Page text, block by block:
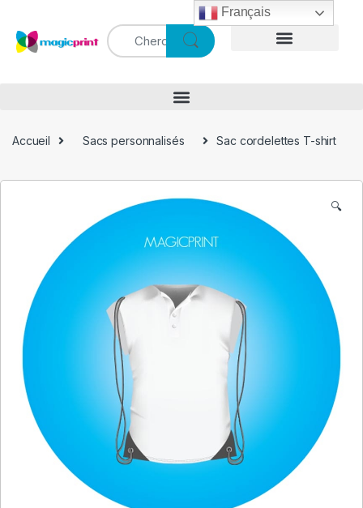
Accueil Sacs personnalisés Sac cordelettes T-shirt
🔍
Français